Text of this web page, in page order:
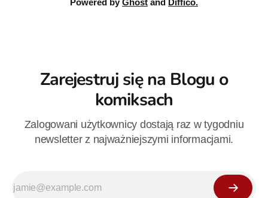
Powered by Ghost and Diffico.
Zarejestruj się na Blogu o
komiksach
Zalogowani użytkownicy dostają raz w tygodniu
newsletter z najważniejszymi informacjami.